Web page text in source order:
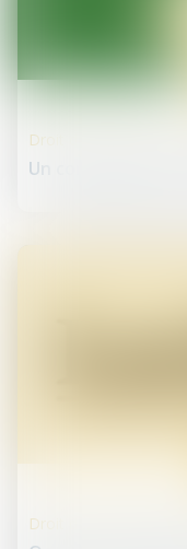
Un commissaire
Droit des sociétés
Droit des sociétés